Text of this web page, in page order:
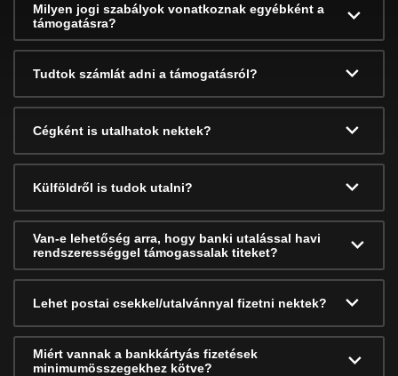
Milyen jogi szabályok vonatkoznak egyébként a
támogatásra?
Tudtok számlát adni a támogatásról?
Cégként is utalhatok nektek?
Külföldről is tudok utalni?
Van-e lehetőség arra, hogy banki utalással havi
rendszerességgel támogassalak titeket?
Lehet postai csekkel/utalvánnyal fizetni nektek?
Miért vannak a bankkártyás fizetések
minimumösszegekhez kötve?